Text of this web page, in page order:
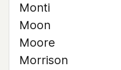
Monti
Moon
Moore
Morrison